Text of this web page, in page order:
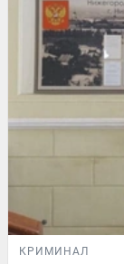
КРИМИНАЛ